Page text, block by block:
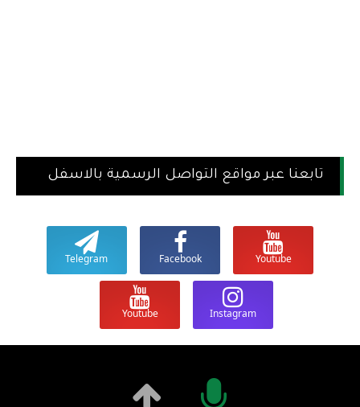
تابعنا عبر مواقع التواصل الرسمية بالاسفل
Youtube
Facebook
Telegram
Instagram
Youtube